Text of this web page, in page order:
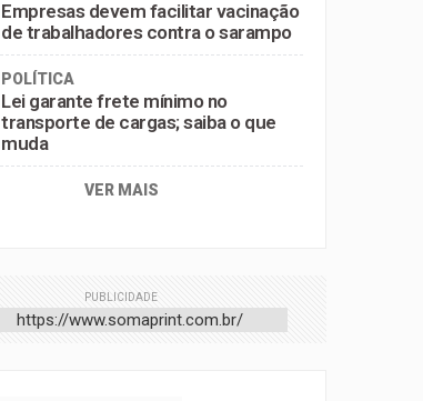
Empresas devem facilitar vacinação
de trabalhadores contra o sarampo
POLÍTICA
Lei garante frete mínimo no
transporte de cargas; saiba o que
muda
VER MAIS
PUBLICIDADE